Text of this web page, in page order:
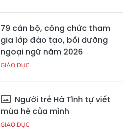
79 cán bộ, công chức tham
gia lớp đào tạo, bồi dưỡng
ngoại ngữ năm 2026
GIÁO DỤC
Người trẻ Hà Tĩnh tự viết
mùa hè của mình
GIÁO DỤC